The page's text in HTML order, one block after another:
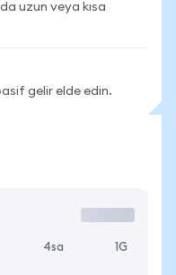
uzun veya kısa
gelir elde edin.
4sa 1G